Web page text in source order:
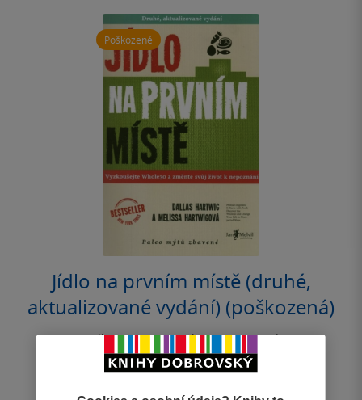
Poškozené
Jídlo na prvním místě (druhé,
aktualizované vydání) (poškozená)
Dallas Hartwig a Melissa Hartwigová
4.4
z
hvězdiček